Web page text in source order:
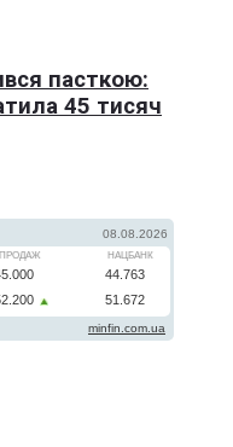
пасткою:
45 тисяч